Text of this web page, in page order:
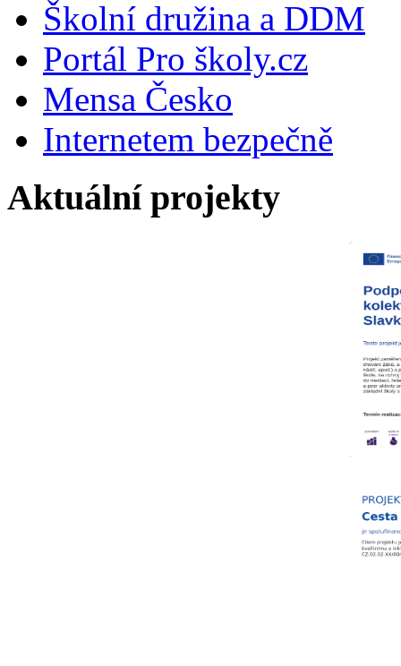
Školní družina a DDM
Portál Pro školy.cz
Mensa Česko
Internetem bezpečně
Aktuální projekty